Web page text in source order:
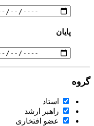
پایان
گروه
استاد
راهبر ارشد
عضو افتخاری